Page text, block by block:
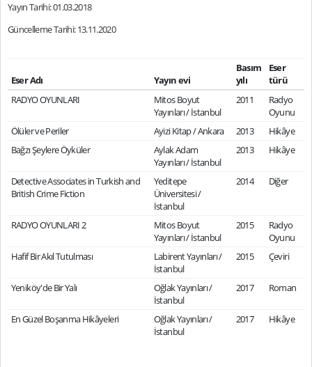
Yayın Tarihi: 01.03.2018
Güncelleme Tarihi: 13.11.2020
Eser Adı Yayın evi
Basım
yılı
Eser
türü
RADYO OYUNLARI
Mitos Boyut
Yayınları / İstanbul
2011
Radyo
Oyunu
Ölüler ve Periler
Ayizi Kitap / Ankara 2013
Hikâye
Bağzı Şeylere Öyküler
Aylak Adam
Yayınları / İstanbul
2013 Hikâye
Detective Associates in Turkish and
British Crime Fiction
Yeditepe
Üniversitesi /
İstanbul
2014 Diğer
RADYO OYUNLARI 2
Mitos Boyut
Yayınları / İstanbul
2015
Radyo
Oyunu
Hafif Bir Akıl Tutulması
Labirent Yayınları /
İstanbul
2015 Çeviri
Yeniköy'de Bir Yalı
Oğlak Yayınları /
İstanbul
2017 Roman
En Güzel Boşanma Hikâyeleri
Oğlak Yayınları /
İstanbul
2017 Hikâye